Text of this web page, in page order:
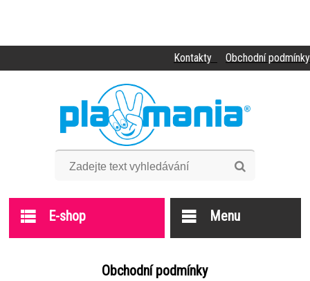
Kontakty Obchodní podmínky
E-shop Menu
Obchodní podmínky